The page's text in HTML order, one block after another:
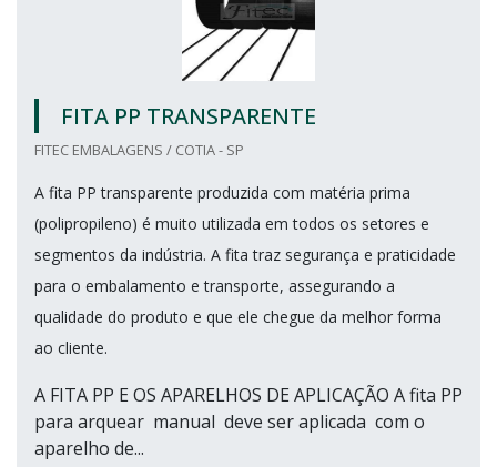
FITA PP TRANSPARENTE
FITEC EMBALAGENS / COTIA - SP
A fita PP transparente produzida com matéria prima
(polipropileno) é muito utilizada em todos os setores e
segmentos da indústria. A fita traz segurança e praticidade
para o embalamento e transporte, assegurando a
qualidade do produto e que ele chegue da melhor forma
ao cliente.
A FITA PP E OS APARELHOS DE APLICAÇÃO A fita PP
para arquear manual deve ser aplicada com o
aparelho de...